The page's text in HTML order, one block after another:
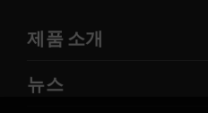
제품 소개
뉴스